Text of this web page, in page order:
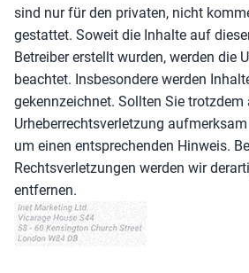
sind nur für den privaten, nicht
gestattet. Soweit die Inhalte auf
Betreiber erstellt wurden, werden die
beachtet. Insbesondere werden
gekennzeichnet. Sollten Sie trotzdem
Urheberrechtsverletzung
um einen entsprechenden Hinweis.
Rechtsverletzungen werden wir
entfernen.